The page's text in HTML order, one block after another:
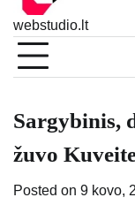
webstudio.lt
Sargybinis,
žuvo
Posted on 9 kovo,